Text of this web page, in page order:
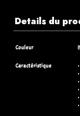
Details du
Couleur
Caractéristique